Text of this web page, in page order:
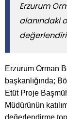
Erzurum
alanındaki
Erzurum Orman
başkanlığında;
Etüt Proje
Müdürünün